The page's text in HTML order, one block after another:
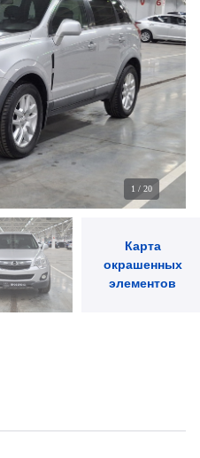
1 / 20
Карта
окрашенных
элементов